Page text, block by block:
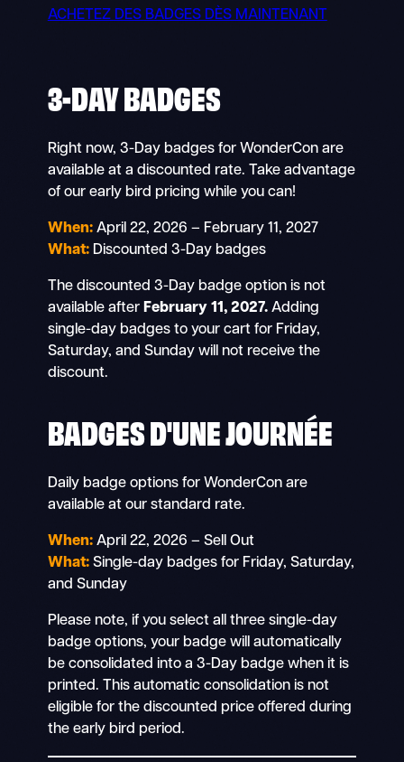
ACHETEZ DES BADGES DÈS MAINTENANT
3-DAY BADGES
Right now, 3-Day badges for WonderCon are
available at a discounted rate. Take advantage
of our early bird pricing while you can!
When:April 22, 2026 – February 11, 2027
What:Discounted 3-Day badges
The discounted 3-Day badge option is not
available after February 11, 2027. Adding
single-day badges to your cart for Friday,
Saturday, and Sunday will not receive the
discount.
BADGES D'UNE JOURNÉE
Daily badge options for WonderCon are
available at our standard rate.
When:April 22, 2026 – Sell Out
What:Single-day badges for Friday, Saturday,
and Sunday
Please note, if you select all three single-day
badge options, your badge will automatically
be consolidated into a 3-Day badge when it is
printed. This automatic consolidation is not
eligible for the discounted price offered during
the early bird period.